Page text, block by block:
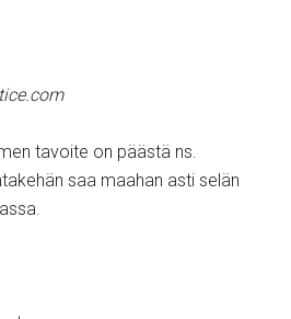
tavoite on päästä ns.
saa maahan asti selän